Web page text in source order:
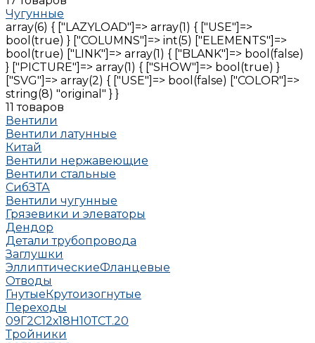
Чугунные
array(6) { ["LAZYLOAD"]=> array(1) { ["USE"]=>
bool(true) } ["COLUMNS"]=> int(5) ["ELEMENTS"]=>
bool(true) ["LINK"]=> array(1) { ["BLANK"]=> bool(false)
} ["PICTURE"]=> array(1) { ["SHOW"]=> bool(true) }
["SVG"]=> array(2) { ["USE"]=> bool(false) ["COLOR"]=>
string(8) "original" } }
11 товаров
Вентили
Вентили латунные
Китай
Вентили нержавеющие
Вентили стальные
СибЗТА
Вентили чугунные
Грязевики и элеваторы
Дендор
Детали трубопровода
Заглушки
ЭллиптическиеФланцевые
Отводы
Гнутые Крутоизогнутые
Переходы
09Г2С12х18Н10ТСТ.20
Тройники